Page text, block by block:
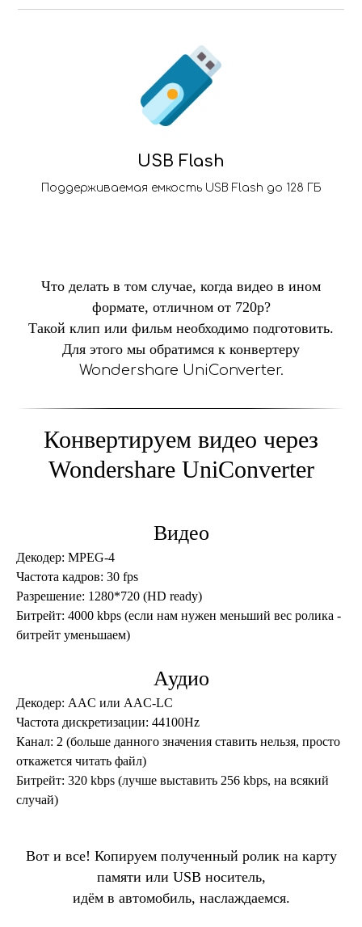
USB Flash
Поддерживаемая емкость USB Flash до 128 ГБ
Что делать в том случае, когда видео в ином
формате, отличном от 720p?
Такой клип или фильм необходимо подготовить.
Для этого мы обратимся к конвертеру
Wondershare UniConverter.
Конвертируем видео через
Wondershare UniConverter
Видео
Декодер: MPEG-4
Частота кадров: 30 fps
Разрешение: 1280*720 (HD ready)
Битрейт: 4000 kbps (если нам нужен меньший вес ролика -
битрейт уменьшаем)
Аудио
Декодер: AAC или AAC-LC
Частота дискретизации: 44100Hz
Канал: 2 (больше данного значения ставить нельзя, просто
откажется читать файл)
Битрейт: 320 kbps (лучше выставить 256 kbps, на всякий
случай)
Вот и все! Копируем полученный ролик на карту
памяти или USB носитель,
идём в автомобиль, наслаждаемся.